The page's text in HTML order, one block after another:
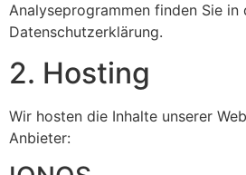
Analyseprogrammen finden Sie in
Datenschutzerklärung.
2. Hosting
Wir hosten die Inhalte unserer
Anbieter: